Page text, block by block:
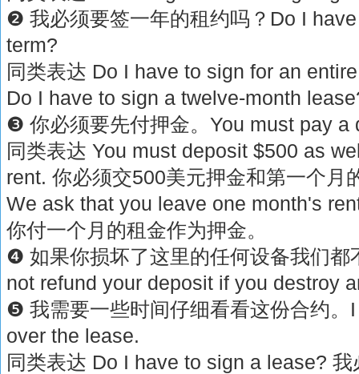
❷ 我必须要签一年的租约吗？Do I
term?
同类表达 Do I have to sign for an
Do I have to sign a twelve-month
❸ 你必须要先付押金。You must pay a
同类表达 You must deposit $500 as
rent. 你必须交500美元押金和第一个月
We ask that you leave one month's
你付一个月的租金作为押金。
❹ 如果你损坏了这里的任何设备我们都
not refund your deposit if you destroy
❺ 我需要一些时间仔细看看这份合约
over the lease.
同类表达 Do I have to sign a lease?